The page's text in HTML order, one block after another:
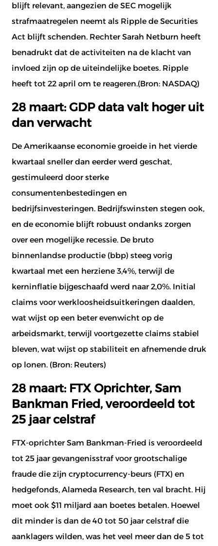
blijft relevant, aangezien de SEC mogelijk
strafmaatregelen neemt als Ripple de Securities
Act blijft schenden. Rechter Sarah Netburn heeft
benadrukt dat de activiteiten na de klacht van
invloed zijn op de uiteindelijke boetes. Ripple
heeft tot 22 april om te reageren.(Bron: NASDAQ)
28 maart: GDP data valt hoger uit
dan verwacht
De Amerikaanse economie groeide in het vierde
kwartaal sneller dan eerder werd geschat,
gestimuleerd door sterke
consumentenbestedingen en
bedrijfsinvesteringen. Bedrijfswinsten stegen ook,
en de economie blijft robuust ondanks zorgen
over een mogelijke recessie. De bruto
binnenlandse productie (bbp) steeg vorig
kwartaal met een herziene 3,4%, terwijl de
kerninflatie bijgeschaafd werd naar 2,0%. Initial
claims voor werkloosheidsuitkeringen daalden,
wat wijst op een beter evenwicht op de
arbeidsmarkt, terwijl voortgezette claims stabiel
bleven, wat wijst op stabiliteit en afnemende druk
op lonen. (Bron: Reuters)
28 maart: FTX Oprichter, Sam
Bankman Fried, veroordeeld tot
25 jaar celstraf
FTX-oprichter Sam Bankman-Fried is veroordeeld
tot 25 jaar gevangenisstraf voor grootschalige
fraude die zijn cryptocurrency-beurs (FTX) en
hedgefonds, Alameda Research, ten val bracht. Hij
moet ook $11 miljard aan boetes betalen. Hoewel
dit minder is dan de 40 tot 50 jaar celstraf die
aanklagers wilden, was het veel meer dan de 5 tot